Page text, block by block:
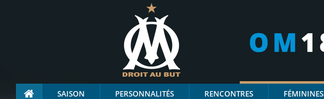
SAISON PERSONNALITÉS RENCONTRES FÉMININES